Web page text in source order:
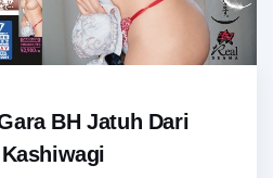
BH Jatuh Dari